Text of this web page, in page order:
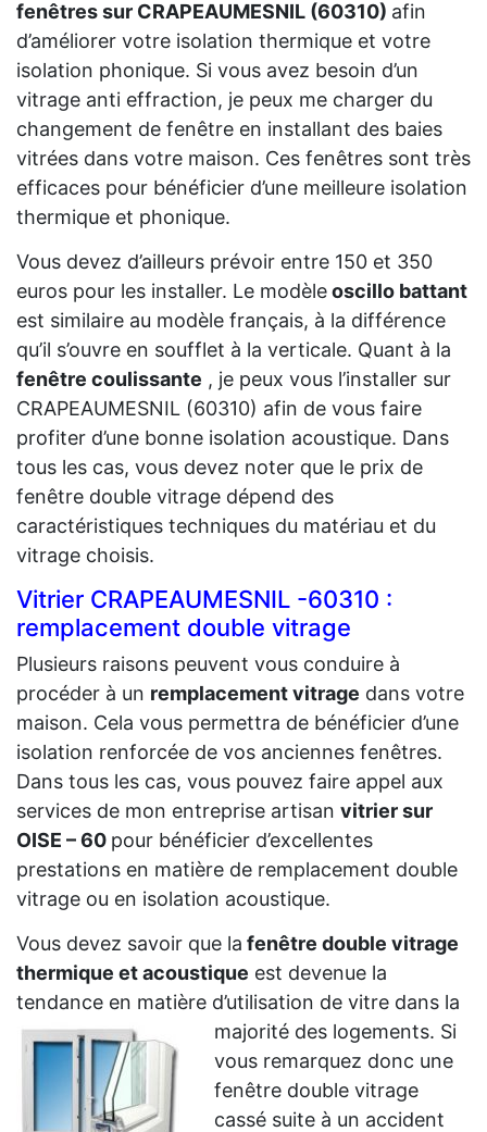
fenêtres sur CRAPEAUMESNIL (60310) afin
d’améliorer votre isolation thermique et votre
isolation phonique. Si vous avez besoin d’un
vitrage anti effraction, je peux me charger du
changement de fenêtre en installant des baies
vitrées dans votre maison. Ces fenêtres sont très
efficaces pour bénéficier d’une meilleure isolation
thermique et phonique.
Vous devez d’ailleurs prévoir entre 150 et 350
euros pour les installer. Le modèleoscillo battant
est similaire au modèle français, à la différence
qu’il s’ouvre en soufflet à la verticale. Quant à la
fenêtre coulissante , je peux vous l’installer sur
CRAPEAUMESNIL (60310) afin de vous faire
profiter d’une bonne isolation acoustique. Dans
tous les cas, vous devez noter que le prix de
fenêtre double vitrage dépend des
caractéristiques techniques du matériau et du
vitrage choisis.
Vitrier CRAPEAUMESNIL -60310 :
remplacement double vitrage
Plusieurs raisons peuvent vous conduire à
procéder à un remplacement vitrage dans votre
maison. Cela vous permettra de bénéficier d’une
isolation renforcée de vos anciennes fenêtres.
Dans tous les cas, vous pouvez faire appel aux
services de mon entreprise artisan vitrier sur
OISE – 60 pour bénéficier d’excellentes
prestations en matière de remplacement double
vitrage ou en isolation acoustique.
Vous devez savoir que la fenêtre double vitrage
thermique et acoustique est devenue la
tendance en matière d’utilisation de vitre dans la
majorité des logements. Si
vous remarquez donc une
fenêtre double vitrage
cassé suite à un accident